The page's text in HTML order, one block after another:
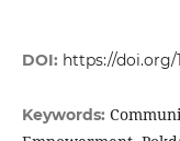
DOI: https://doi.org/
Keywords: